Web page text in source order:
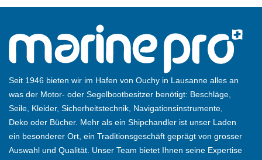
Seit 1946 bieten wir im Hafen von Ouchy in Lausanne alles an
was der Motor- oder Segelbootbesitzer benötigt: Beschläge,
Seile, Kleider, Sicherheitstechnik, Navigationsinstrumente,
Deko oder Bücher. Mehr als ein Shipchandler ist unser Laden
ein besonderer Ort, ein Traditionsgeschäft geprägt von grosser
Auswahl und Qualität. Unser Team bietet Ihnen seine Expertise